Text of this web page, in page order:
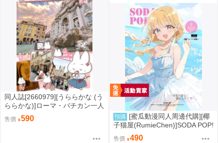
同人誌[2660979][うららかな (う
ららかな)]ローマ・バチカン一人
旅行記 前編 (其他)
售價 590 預購 [蜜瓜動漫同人周邊代購][椰
子猫屋(RumieChen)]SODA POP!
(學園偶像大師)(同人誌)
售價 490